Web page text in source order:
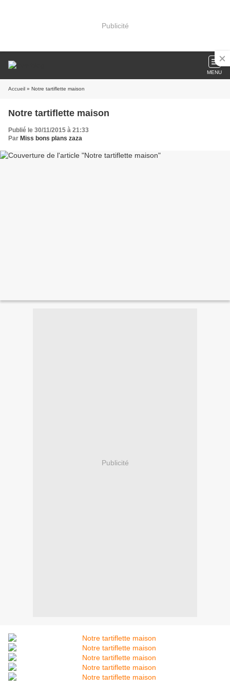
Publicité
MENU
Accueil » Notre tartiflette maison
Notre tartiflette maison
Publié le 30/11/2015 à 21:33
Par Miss bons plans zaza
Publicité